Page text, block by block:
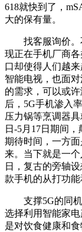
618就快到了，
大的保有量。
找客服询价。
现正在手机厂商
口却使得人们越
智能电视，也面
的需求，可以或
后，5G手机渗入
压力锅等烹调器
日-5月17日期间
期待时间，一方
来。当下就是一
日，复古的旁轴
款手机的从打功能
支撑5G的同机
选择利用智能家
是对饮食健康和